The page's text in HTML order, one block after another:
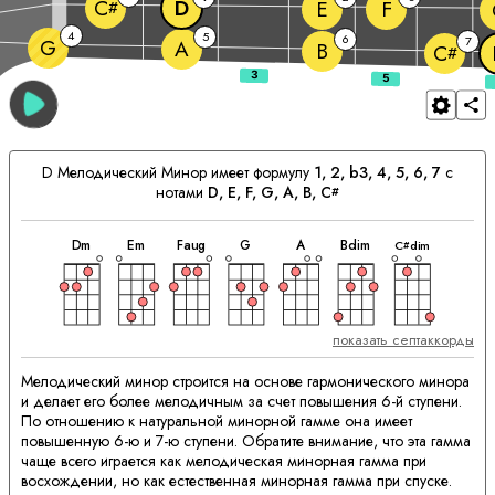
G 4 A 5 B 6
C# 7
C# D E F
D Мелодический Минор имеет формулу 1, 2, b3, 4, 5, 6, 7 с
нотами D, E, F, G, A, B, C#
Dm
аккорд
Em
аккорд
Faug
аккорд
G
аккорд
A
аккорд
Bdim
аккорд
C#dim
аккорд
показать септаккорды
Мелодический минор строится на основе гармонического минора
и делает его более мелодичным за счет повышения 6-й ступени.
По отношению к натуральной минорной гамме она имеет
повышенную 6-ю и 7-ю ступени. Обратите внимание, что эта гамма
чаще всего играется как мелодическая минорная гамма при
восхождении, но как естественная минорная гамма при спуске.